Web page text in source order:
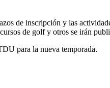
de inscripción y las
de golf y otros se irán
para la nueva temporada.